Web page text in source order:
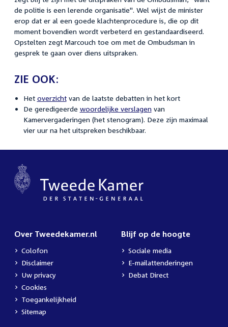
de politie is een lerende organisatie". Wel wijst de minister
erop dat er al een goede klachtenprocedure is, die op dit
moment bovendien wordt verbeterd en gestandaardiseerd.
Opstelten zegt Marcouch toe om met de Ombudsman in
gesprek te gaan over diens uitspraken.
ZIE OOK:
Het overzichtvan de laatste debatten in het kort
De geredigeerde woordelijke verslagenvan
Kamervergaderingen (het stenogram). Deze zijn maximaal
vier uur na het uitspreken beschikbaar.
Over Tweedekamer.nl
Colofon
Disclaimer
Uw privacy
Cookies
Toegankelijkheid
Sitemap
Blijf op de hoogte
Sociale media
E-mailattenderingen
Debat Direct